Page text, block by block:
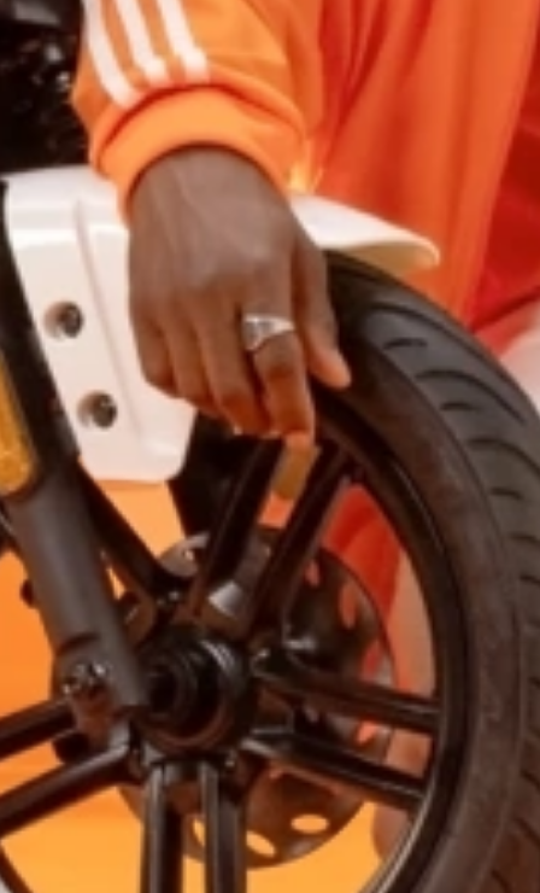
CICLOMOTORES
MOTOCICLETAS
ACCESORIOS
SERVICIOS
SALA DE PRENSA
CONTACTO
MI CUENTA